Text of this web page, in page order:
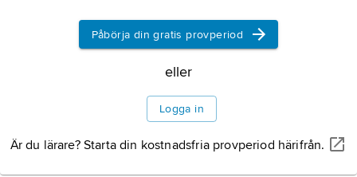
Påbörja din gratis provperiod
eller
Logga in
Är du lärare? Starta din kostnadsfria provperiod härifrån.